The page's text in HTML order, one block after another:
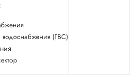
водоснабжения (ГВС)